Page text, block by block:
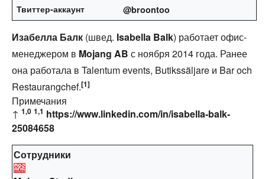
Твиттер-аккаунт @broontoo
Изабелла Балк (швед. Isabella Balk) работает офис-
менеджером в Mojang AB с ноября 2014 года. Ранее
она работала в Talentum events, Butikssäljare и Bar och
Restaurangchef.[1]
Примечания
↑ 1,0 1,1 https://www.linkedin.com/in/isabella-balk-
25084658
Сотрудники